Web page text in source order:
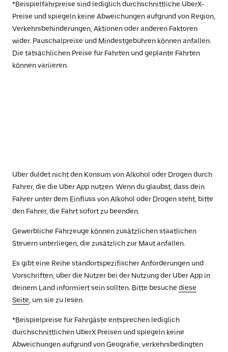
*Beispielfahrpreise sind lediglich durchschnittliche UberX-
Preise und spiegeln keine Abweichungen aufgrund von Region,
Verkehrsbehinderungen, Aktionen oder anderen Faktoren
wider. Pauschalpreise und Mindestgebühren können anfallen.
Die tatsächlichen Preise für Fahrten und geplante Fahrten
können variieren.
Uber duldet nicht den Konsum von Alkohol oder Drogen durch
Fahrer, die die Uber App nutzen. Wenn du glaubst, dass dein
Fahrer unter dem Einfluss von Alkohol oder Drogen steht, bitte
den Fahrer, die Fahrt sofort zu beenden.
Gewerbliche Fahrzeuge können zusätzlichen staatlichen
Steuern unterliegen, die zusätzlich zur Maut anfallen.
Es gibt eine Reihe standortspezifischer Anforderungen und
Vorschriften, über die Nutzer bei der Nutzung der Uber App in
deinem Land informiert sein sollten. Bitte besuche diese
Seite , um sie zu lesen.
*Beispielpreise für Fahrgäste entsprechen lediglich
durchschnittlichen UberX Preisen und spiegeln keine
Abweichungen aufgrund von Geografie, verkehrsbedingten